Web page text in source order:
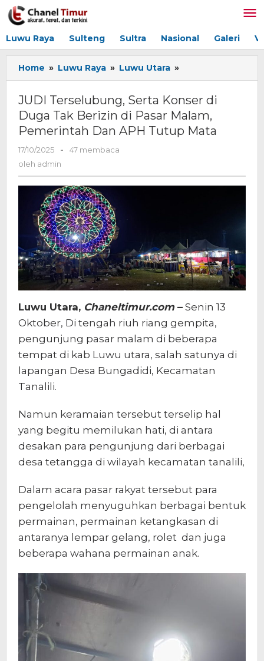
Lewati
ke
Luwu Raya Sulteng Sultra Nasional Galeri
Home » Luwu Raya » Luwu Utara »
Terselubung,
Konser
di
Duga
Pasar
Tutup
Mata
JUDI Terselubung, Serta Konser di
Duga Tak Berizin di Pasar Malam,
Pemerintah Dan APH Tutup Mata
17/10/2025
oleh
-
47 membaca
oleh admin
Luwu Utara, Chaneltimur.com– Senin 13
Oktober, Di tengah riuh riang gempita,
pengunjung pasar malam di beberapa
tempat di kab Luwu utara, salah satunya di
lapangan Desa Bungadidi, Kecamatan
Tanalili.
Namun keramaian tersebut terselip hal
yang begitu memilukan hati, di antara
desakan para pengunjung dari berbagai
desa tetangga di wilayah kecamatan tanalili,
Dalam acara pasar rakyat tersebut para
pengelolah menyuguhkan berbagai bentuk
permainan, permainan ketangkasan di
antaranya lempar gelang, rolet dan juga
beberapa wahana permainan anak.